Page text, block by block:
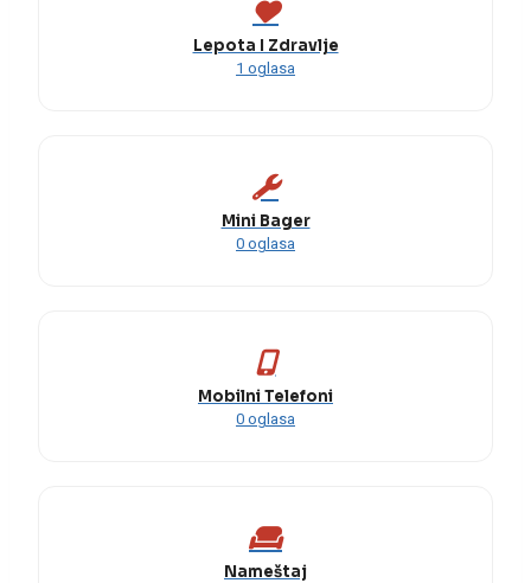
Lepota I Zdravlje
1 oglasa
Mini Bager
0 oglasa
Mobilni Telefoni
0 oglasa
Nameštaj